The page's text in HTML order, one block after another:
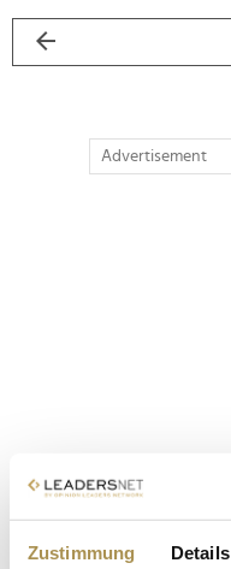
Zustimmung Details
Advertisement